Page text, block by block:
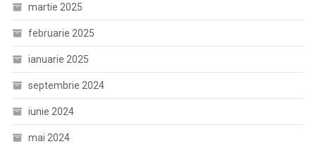
martie 2025
februarie 2025
ianuarie 2025
septembrie 2024
iunie 2024
mai 2024